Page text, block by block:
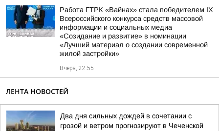
Работа ГТРК «Вайнах» стала победителем IX
Всероссийского конкурса средств массовой
информации и социальных медиа
«Созидание и развитие» в номинации
«Лучший материал о создании современной
жилой застройки»
Вчера, 22:55
ЛЕНТА НОВОСТЕЙ
Два дня сильных дождей в сочетании с
грозой и ветром прогнозируют в Чеченской